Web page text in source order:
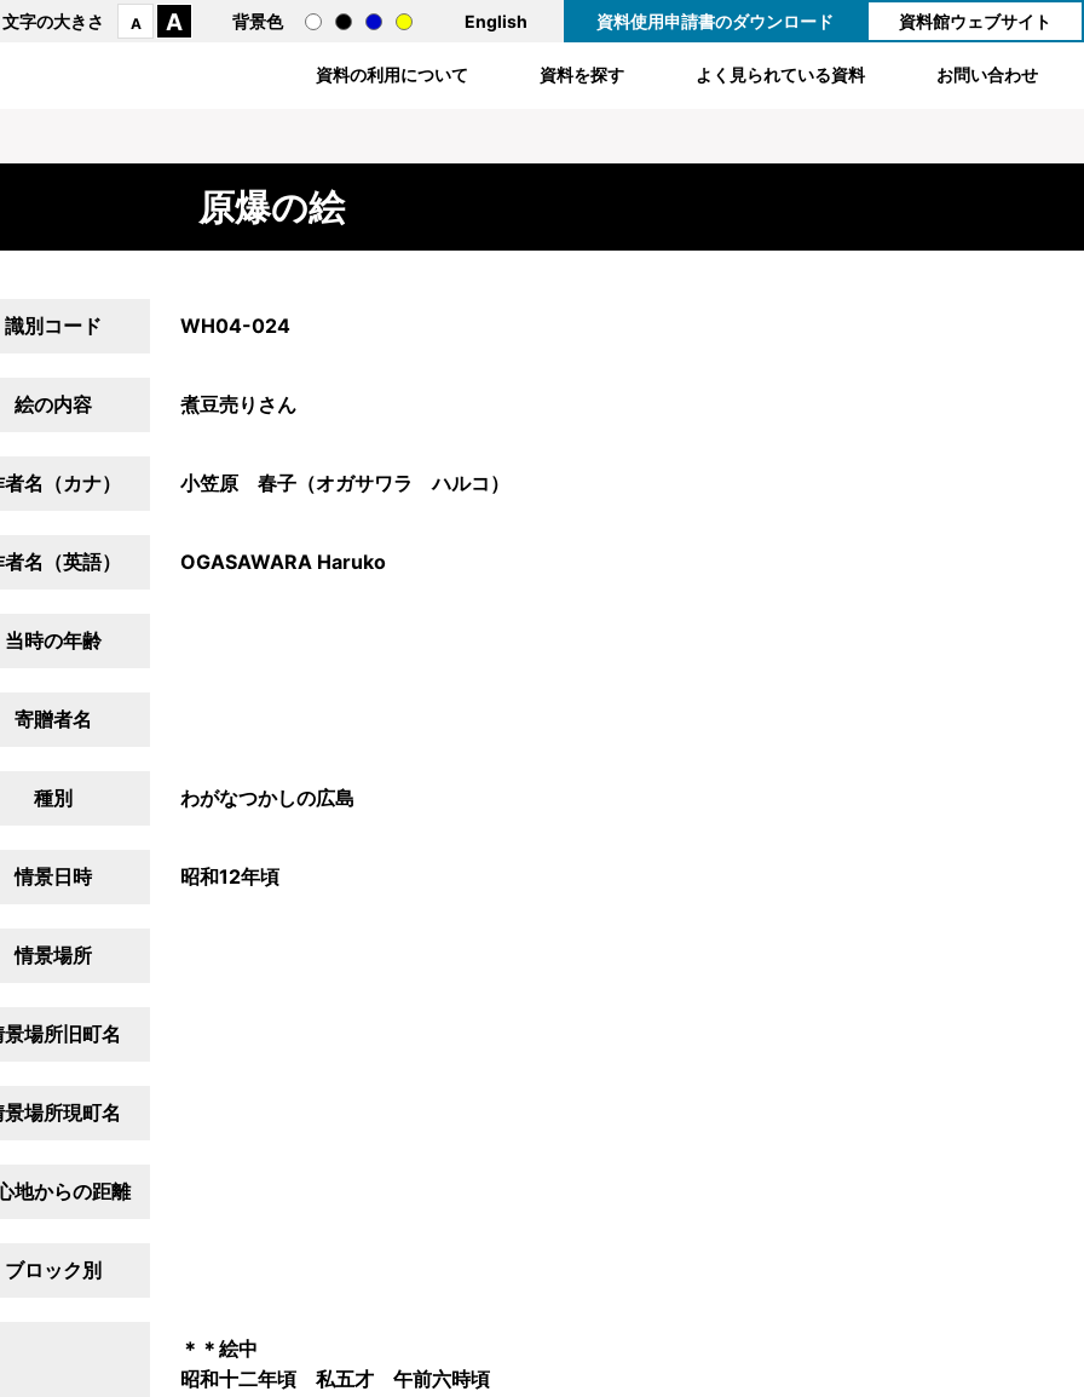
文字の大きさ A A 背景色 English 資料使用申請書のダウンロード 資料館ウェブサイト
資料の利用について 資料を探す よく見られている資料 お問い合わせ
原爆の絵
識別コード WH04-024
絵の内容 煮豆売りさん
名（カナ） 小笠原 春子（オガサワラ ハルコ）
名（英語） OGASAWARA Haruko
当時の年齢
寄贈者名
種別 わがなつかしの広島
情景日時 昭和12年頃
情景場所
景場所旧町名
景場所現町名
地からの距離
ブロック別
＊＊絵中
昭和十二年頃 私五才 午前六時頃